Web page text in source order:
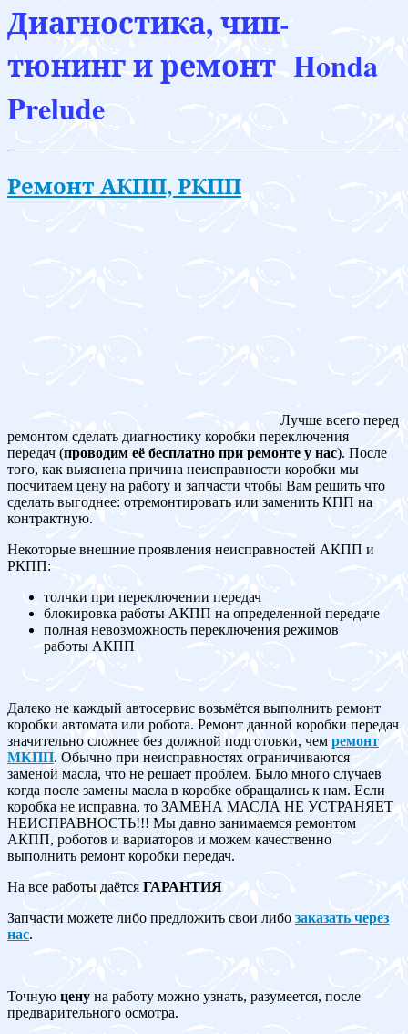
Диагностика, чип-
тюнинг и ремонт Honda
Prelude
Ремонт АКПП, РКПП
Лучше всего перед
ремонтом сделать диагностику коробки переключения
передач (проводим её бесплатно при ремонте у нас). После
того, как выяснена причина неисправности коробки мы
посчитаем цену на работу и запчасти чтобы Вам решить что
сделать выгоднее: отремонтировать или заменить КПП на
контрактную.
Некоторые внешние проявления неисправностей АКПП и
РКПП:
толчки при переключении передач
блокировка работы АКПП на определенной передаче
полная невозможность переключения режимов
работы АКПП
Далеко не каждый автосервис возьмётся выполнить ремонт
коробки автомата или робота. Ремонт данной коробки передач
значительно сложнее без должной подготовки, чем ремонт
МКПП. Обычно при неисправностях ограничиваются
заменой масла, что не решает проблем. Было много случаев
когда после замены масла в коробке обращались к нам. Если
коробка не исправна, то ЗАМЕНА МАСЛА НЕ УСТРАНЯЕТ
НЕИСПРАВНОСТЬ!!! Мы давно занимаемся ремонтом
АКПП, роботов и вариаторов и можем качественно
выполнить ремонт коробки передач.
На все работы даётсяГАРАНТИЯ
Запчасти можете либо предложить свои либо заказать через
нас.
Точную цену на работу можно узнать, разумеется, после
предварительного осмотра.